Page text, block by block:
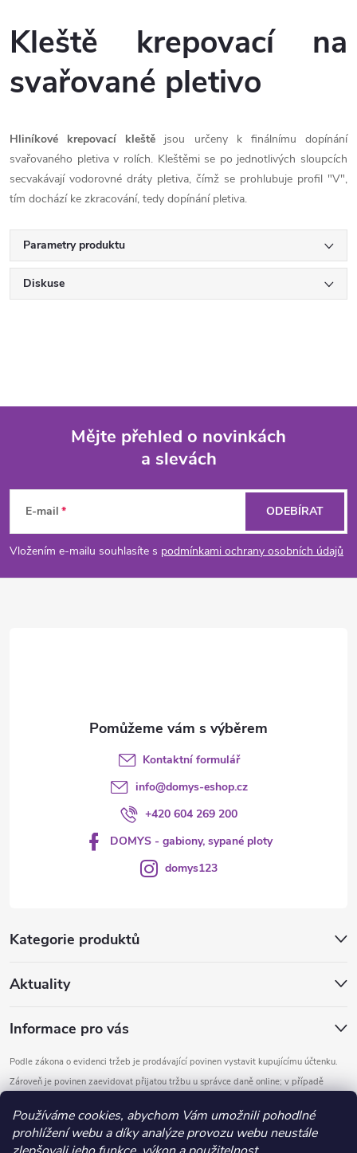
Používáme cookies, abychom Vám umožnili pohodlné
prohlížení webu a díky analýze provozu webu neustále
Kleště krepovací na
svařované pletivo
Hliníkové krepovací kleště jsou určeny k finálnímu dopínání
svařovaného pletiva v rolích. Kleštěmi se po jednotlivých sloupcích
secvakávají vodorovné dráty pletiva, čímž se prohlubuje profil "V",
tím dochází ke zkracování, tedy dopínání pletiva.
Parametry produktu
Diskuse
p
a
Mějte přehled o novinkách
a slevách
E-mail
Vložením e-mailu souhlasíte s podmínkami ochrany osobních údajů
ODEBÍRAT
Kategorie produktů
Aktuality
Informace pro vás
Podle zákona o evidenci tržeb je prodávající povinen vystavit kupujícímu účtenku.
Zároveň je povinen zaevidovat přijatou tržbu u správce daně online; v případě
Kontaktní formulář
info@domys-eshop.cz
+420 604 269 200
DOMYS - gabiony, sypané ploty
domys123
Copyright 2026DOMYS. Všechna práva vyhrazena.